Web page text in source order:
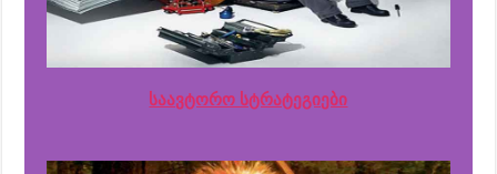
საავტორო სტრატეგიები